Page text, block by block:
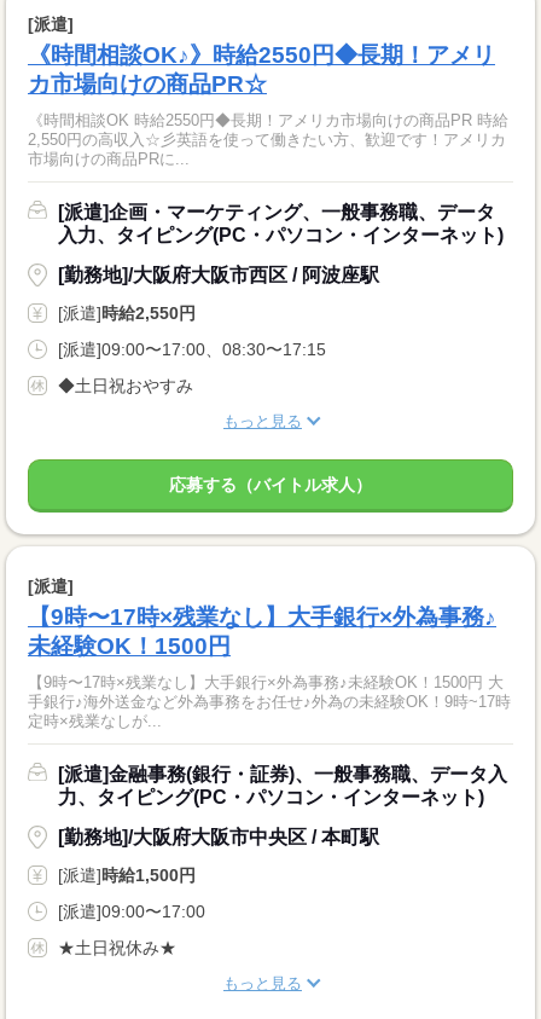
[派遣]
《時間相談OK♪》時給2550円◆長期！アメリ
カ市場向けの商品PR☆
《時間相談OK 時給2550円◆長期！アメリカ市場向けの商品PR 時給
2,550円の高収入☆彡英語を使って働きたい方、歓迎です！アメリカ
市場向けの商品PRに...
[派遣]企画・マーケティング、一般事務職、データ
入力、タイピング(PC・パソコン・インターネット)
[勤務地]/大阪府大阪市西区 / 阿波座駅
[派遣]時給2,550円
[派遣]09:00〜17:00、08:30〜17:15
◆土日祝おやすみ
もっと見る
応募する（バイトル求人）
[派遣]
【9時〜17時×残業なし】大手銀行×外為事務♪
未経験OK！1500円
【9時〜17時×残業なし】大手銀行×外為事務♪未経験OK！1500円 大
手銀行♪海外送金など外為事務をお任せ♪外為の未経験OK！9時~17時
定時×残業なしが...
[派遣]金融事務(銀行・証券)、一般事務職、データ入
力、タイピング(PC・パソコン・インターネット)
[勤務地]/大阪府大阪市中央区 / 本町駅
[派遣]時給1,500円
[派遣]09:00〜17:00
★土日祝休み★
もっと見る